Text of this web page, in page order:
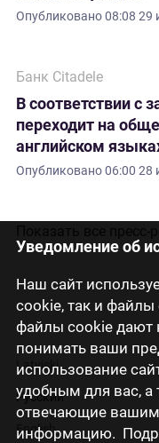
Уведомление об
Наш сайт
cookie, так и
файлы cookie дают
понимать ваши
использование
удобным для вас, а
отвечающие
информацию.
Опубликовано08:08 29
Банк Citadele
В соответствии с
переходит на
английском
Опубликовано06:00 28
Latviski
Русский
English